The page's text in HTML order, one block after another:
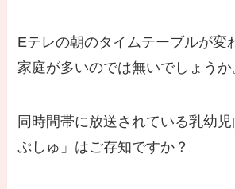
Eテレの朝のタイムテーブルが変
家庭が多いのでは無いでしょうか
同時間帯に放送されている乳幼
ぷしゅ」はご存知ですか？